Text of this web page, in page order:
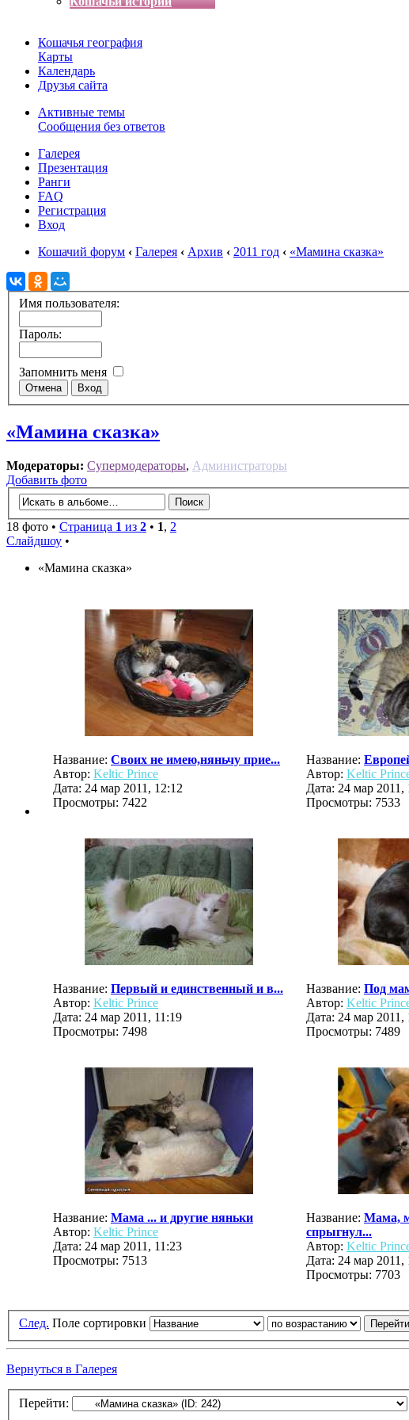
Кошачья география
Карты
Календарь
Друзья сайта
Активные темы
Сообщения без ответов
Галерея
Презентация
Ранги
FAQ
Регистрация
Вход
Кошачий форум ‹ Галерея ‹ Архив ‹ 2011 год ‹ «Мамина сказка»
Имя пользователя:
Пароль:
Запомнить меня
«Мамина сказка»
Модераторы: Супермодераторы, Администраторы
Добавить фото
18 фото • Страница 1 из 2 • 1, 2
Слайдшоу •
«Мамина сказка»
Название: Cвоих не имею,няньчу прие...
Автор: Keltic Prince
Дата: 24 мар 2011, 12:12
Просмотры: 7422
Название:
Автор: Keltic
Дата: 24 мар 2011,
Просмотры: 7533
Название: Первый и единственный и в...
Автор: Keltic Prince
Дата: 24 мар 2011, 11:19
Просмотры: 7498
Название: Под
Автор: Keltic
Дата: 24 мар 2011,
Просмотры: 7489
Название: Мама ... и другие няньки
Автор: Keltic Prince
Дата: 24 мар 2011, 11:23
Просмотры: 7513
Название: Мама,
спрыгнул...
Автор: Keltic
Дата: 24 мар 2011,
Просмотры: 7703
След. Поле сортировки
Вернуться в Галерея
Перейти: